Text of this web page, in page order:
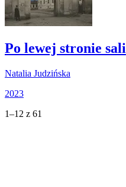
Po lewej stronie sali
Natalia Judzińska
2023
1–12 z 61